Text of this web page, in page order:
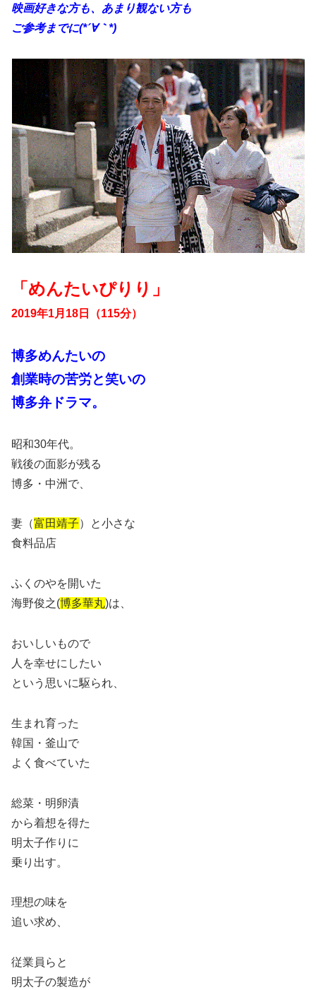
映画好きな方も、あまり観ない方も
ご参考までに(*´∀｀*)
「めんたいぴりり」
2019年1月18日（115分）
博多めんたいの
創業時の苦労と笑いの
博多弁ドラマ。
昭和30年代。
戦後の面影が残る
博多・中洲で、
妻（富田靖子）と小さな
食料品店
ふくのやを開いた
海野俊之(博多華丸)は、
おいしいもので
人を幸せにしたい
という思いに駆られ、
生まれ育った
韓国・釜山で
よく食べていた
総菜・明卵漬
から着想を得た
明太子作りに
乗り出す。
理想の味を
追い求め、
従業員らと
明太子の製造が